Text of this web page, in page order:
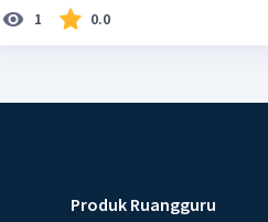
1 0.0
Produk Ruangguru